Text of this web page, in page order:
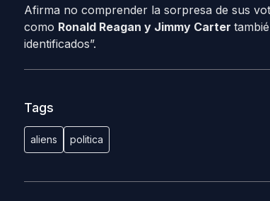
Afirma no comprender la sorpresa de sus
como Ronald Reagan y Jimmy Carter
identificados”.
Tags
aliens politica